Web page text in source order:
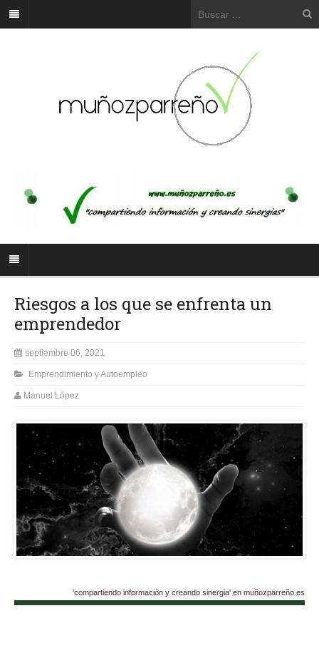
Riesgos a los que se enfrenta un
emprendedor
septiembre 06, 2021
Emprendimiento y Autoempleo
Manuel López
'compartiendo información y creando sinergia' en muñozparreño.es